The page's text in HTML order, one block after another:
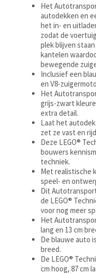
Het
autodekken en
het in- en
zodat de
plek blijven
kantelen
bewegende
Inclusief een
en V8-
Het
grijs-zwart
extra detail.
Laat het
zet ze vast en
Deze LEGO®
bouwers
techniek.
Met realistische
speel- en
Dit
de LEGO®
voor nog meer
Het
lang en 13 cm
De blauwe auto
breed.
De LEGO®
cm hoog, 87 cm